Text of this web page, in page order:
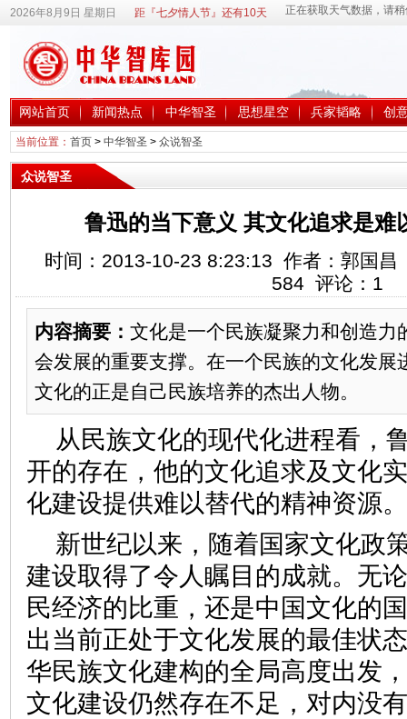
2026年8月9日 星期日 距『七夕情人节』还有10天
网站首页 新闻热点 中华智圣 思想星空 兵家韬略 创
当前位置： 首页> 中华智圣 > 众说智圣
众说智圣
鲁迅的当下意义 其文化追求是难
时间：2013-10-23 8:23:13 作者：郭国
584 评论： 1
内容摘要： 文化是一个民族凝聚力和创造力
会发展的重要支撑。在一个民族的文化发展
文化的正是自己民族培养的杰出人物。
从民族文化的现代化进程看，
开的存在，他的文化追求及文化
化建设提供难以替代的精神资源。
新世纪以来，随着国家文化政
建设取得了令人瞩目的成就。无
民经济的比重，还是中国文化的
出当前正处于文化发展的最佳状
华民族文化建构的全局高度出发
文化建设仍然存在不足，对内没